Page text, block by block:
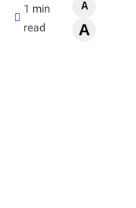
1 min
read
A
A